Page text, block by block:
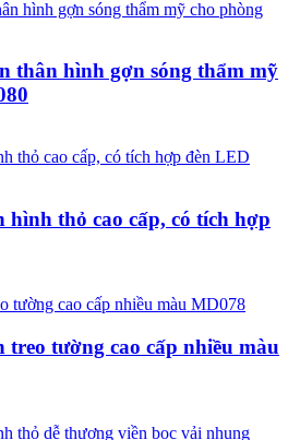
thân hình gợn sóng thẩm mỹ
hình thỏ cao cấp, có tích hợp
treo tường cao cấp nhiều màu